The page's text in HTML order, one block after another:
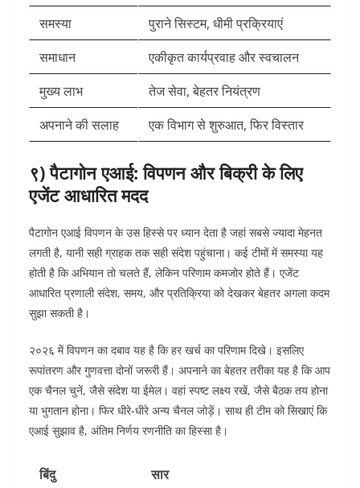
समस्या
पुराने सिस्टम, धीमी प्रक्रियाएं
समाधान
एकीकृत कार्यप्रवाह और स्वचालन
मुख्य लाभ
तेज सेवा, बेहतर नियंत्रण
अपनाने की सलाह
एक विभाग से शुरुआत, फिर विस्तार
९) पैटागोन एआई: विपणन और बिक्री के लिए
एजेंट आधारित मदद
पैटागोन एआई विपणन के उस हिस्से पर ध्यान देता है जहां सबसे ज्यादा मेहनत
लगती है, यानी सही ग्राहक तक सही संदेश पहुंचाना। कई टीमों में समस्या यह
होती है कि अभियान तो चलते हैं, लेकिन परिणाम कमजोर होते हैं। एजेंट
आधारित प्रणाली संदेश, समय, और प्रतिक्रिया को देखकर बेहतर अगला कदम
सुझा सकती है।
२०२६ में विपणन का दबाव यह है कि हर खर्च का परिणाम दिखे। इसलिए
रूपांतरण और गुणवत्ता दोनों जरूरी हैं। अपनाने का बेहतर तरीका यह है कि आप
एक चैनल चुनें, जैसे संदेश या ईमेल। वहां स्पष्ट लक्ष्य रखें, जैसे बैठक तय होना
या भुगतान होना। फिर धीरे-धीरे अन्य चैनल जोड़ें। साथ ही टीम को सिखाएं कि
एआई सुझाव है, अंतिम निर्णय रणनीति का हिस्सा है।
बिंदु सार